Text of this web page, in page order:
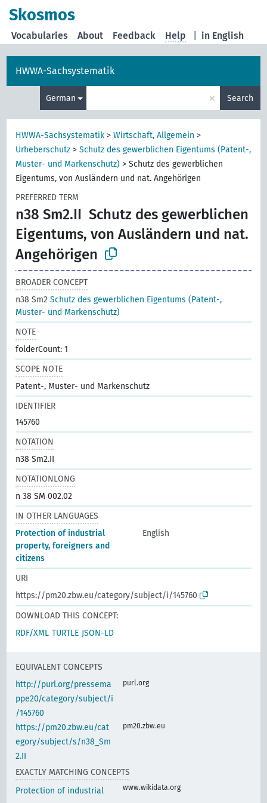
Skosmos
in English
Vocabularies About Feedback Help
HWWA-Sachsystematik
German × Search
HWWA-Sachsystematik >Wirtschaft, Allgemein >
Urheberschutz >Schutz des gewerblichen Eigentums (Patent-,
Muster- und Markenschutz) >Schutz des gewerblichen
Eigentums, von Ausländern und nat. Angehörigen
PREFERRED TERM
n38 Sm2.II Schutz des gewerblichen
Eigentums, von Ausländern und nat.
Angehörigen
BROADER CONCEPT
n38 Sm2Schutz des gewerblichen Eigentums (Patent-,
Muster- und Markenschutz)
NOTE
folderCount: 1
SCOPE NOTE
Patent-, Muster- und Markenschutz
IDENTIFIER
145760
NOTATION
n38 Sm2.II
NOTATIONLONG
n 38 SM 002.02
IN OTHER LANGUAGES
Protection of industrial
property, foreigners and
citizens
English
URI
https://pm20.zbw.eu/category/subject/i/145760
DOWNLOAD THIS CONCEPT:
RDF/XML TURTLE JSON-LD
EQUIVALENT CONCEPTS
http://purl.org/pressema
ppe20/category/subject/i
/145760
purl.org
https://pm20.zbw.eu/cat
egory/subject/s/n38_Sm
2.II
pm20.zbw.eu
EXACTLY MATCHING CONCEPTS
Protection of industrial
www.wikidata.org